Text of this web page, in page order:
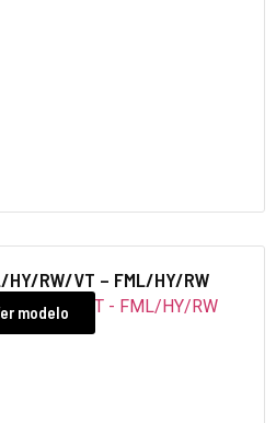
HY/RW/VT – FML/HY/RW
modelo